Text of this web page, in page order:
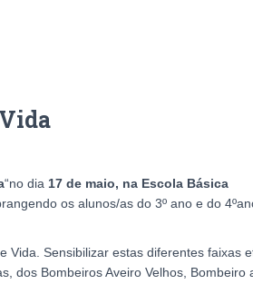
“no dia 17 de maio, na Escola Básica
os alunos/as do 3º ano e do
Sensibilizar estas diferentes faixas
dos Bombeiros Aveiro Velhos, Bombeiro